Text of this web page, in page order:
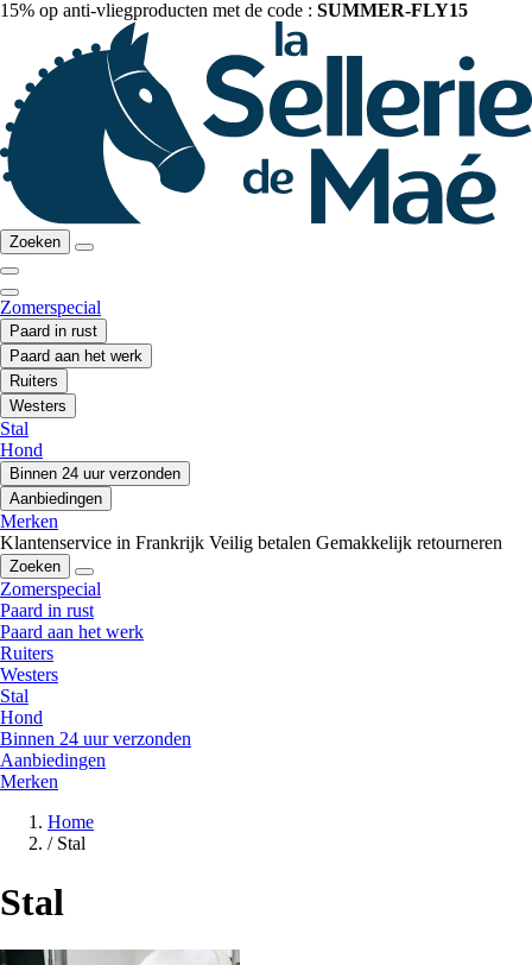
15% op anti-vliegproducten met de code : SUMMER-FLY15
Zoeken
Zomerspecial
Paard in rust
Paard aan het werk
Ruiters
Westers
Stal
Hond
Binnen 24 uur verzonden
Aanbiedingen
Merken
Klantenservice in Frankrijk Veilig betalen Gemakkelijk retourneren
Zoeken
Zomerspecial
Paard in rust
Paard aan het werk
Ruiters
Westers
Stal
Hond
Binnen 24 uur verzonden
Aanbiedingen
Merken
Home
/ Stal
Stal